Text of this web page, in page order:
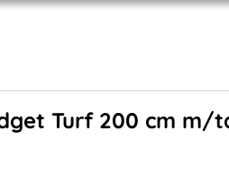
Turf 200 cm m/